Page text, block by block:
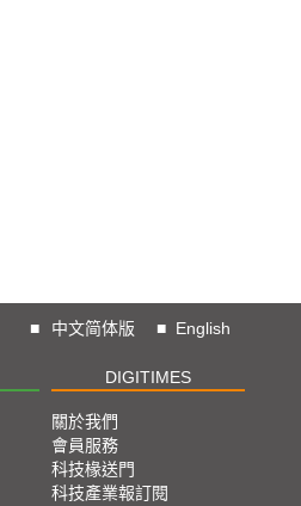
■ 中文简体版 ■ English
DIGITIMES
關於我們
會員服務
科技椽送門
科技產業報訂閱